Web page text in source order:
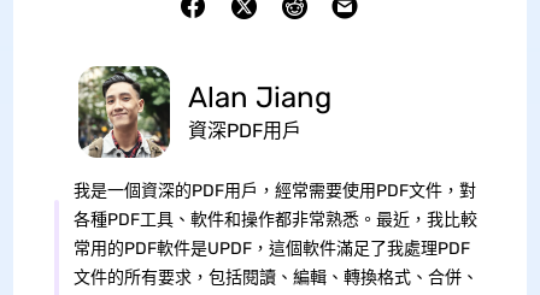
Alan Jiang
資深PDF用戶
我是一個資深的PDF用戶，經常需要使用PDF文件，對
各種PDF工具、軟件和操作都非常熟悉。最近，我比較
常用的PDF軟件是UPDF，這個軟件滿足了我處理PDF
文件的所有要求，包括閱讀、編輯、轉換格式、合併、